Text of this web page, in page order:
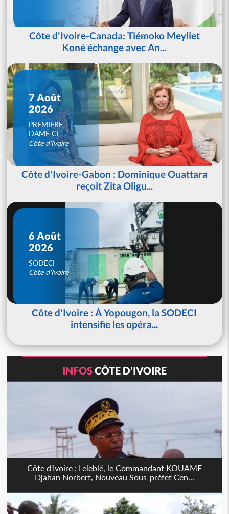
Côte d'Ivoire-Canada: Tiémoko Meyliet
Koné échange avec An...
7 Août
2026
PREMIERE
DAME CI
Côte d'Ivoire
Côte d'Ivoire-Gabon : Dominique Ouattara
reçoit Zita Oligu...
6 Août
2026
SODECI
Côte d'Ivoire
Côte d'Ivoire : À Yopougon, la SODECI
intensifie les opéra...
INFOSCÔTE D'IVOIRE
Côte d'Ivoire : Leleblé, le Commandant KOUAME
Djahan Norbert, Nouveau Sous-préfet Cen...